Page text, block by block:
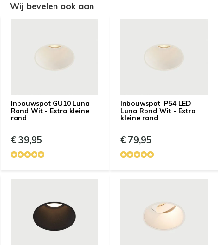
Wij bevelen ook aan
Inbouwspot GU10 Luna
Rond Wit - Extra kleine
rand
€ 39,95
Inbouwspot IP54 LED
Luna Rond Wit - Extra
kleine rand
€ 79,95